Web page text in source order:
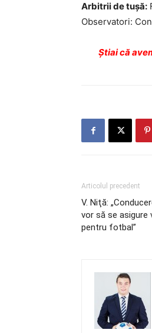
Arbitrii de tuşă:
Observatori:
Ştiai că
Articolul precedent
V. Niţă:
vor să se asigure
pentru fotbal”